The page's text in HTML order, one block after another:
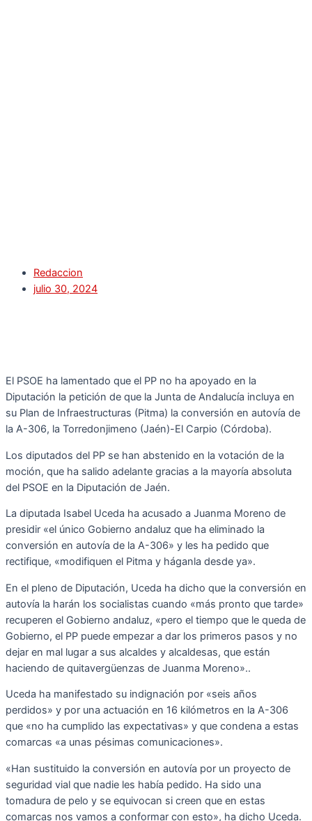
Redaccion
julio 30, 2024
El PSOE ha lamentado que el PP no ha apoyado en la
Diputación la petición de que la Junta de Andalucía incluya en
su Plan de Infraestructuras (Pitma) la conversión en autovía de
la A-306, la Torredonjimeno (Jaén)-El Carpio (Córdoba).
Los diputados del PP se han abstenido en la votación de la
moción, que ha salido adelante gracias a la mayoría absoluta
del PSOE en la Diputación de Jaén.
La diputada Isabel Uceda ha acusado a Juanma Moreno de
presidir «el único Gobierno andaluz que ha eliminado la
conversión en autovía de la A-306» y les ha pedido que
rectifique, «modifiquen el Pitma y háganla desde ya».
En el pleno de Diputación, Uceda ha dicho que la conversión en
autovía la harán los socialistas cuando «más pronto que tarde»
recuperen el Gobierno andaluz, «pero el tiempo que le queda de
Gobierno, el PP puede empezar a dar los primeros pasos y no
dejar en mal lugar a sus alcaldes y alcaldesas, que están
haciendo de quitavergüenzas de Juanma Moreno»..
Uceda ha manifestado su indignación por «seis años
perdidos» y por una actuación en 16 kilómetros en la A-306
que «no ha cumplido las expectativas» y que condena a estas
comarcas «a unas pésimas comunicaciones».
«Han sustituido la conversión en autovía por un proyecto de
seguridad vial que nadie les había pedido. Ha sido una
tomadura de pelo y se equivocan si creen que en estas
comarcas nos vamos a conformar con esto», ha dicho Uceda.